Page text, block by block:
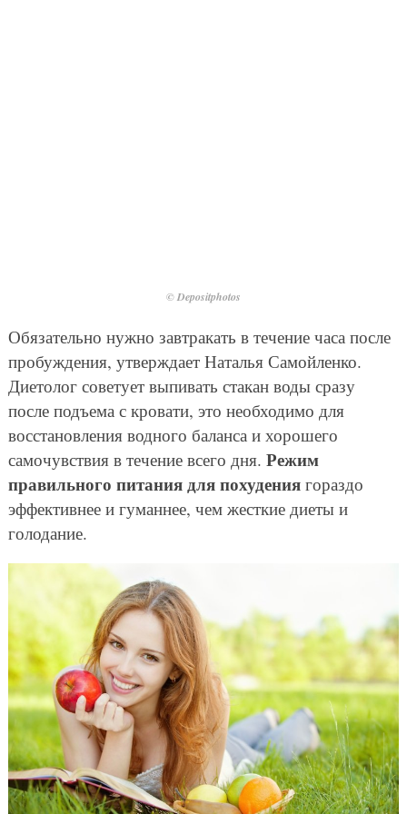
© Depositphotos
Обязательно нужно завтракать в течение часа после
пробуждения, утверждает Наталья Самойленко.
Диетолог советует выпивать стакан воды сразу
после подъема с кровати, это необходимо для
восстановления водного баланса и хорошего
самочувствия в течение всего дня. Режим
правильного питания для похудениягораздо
эффективнее и гуманнее, чем жесткие диеты и
голодание.